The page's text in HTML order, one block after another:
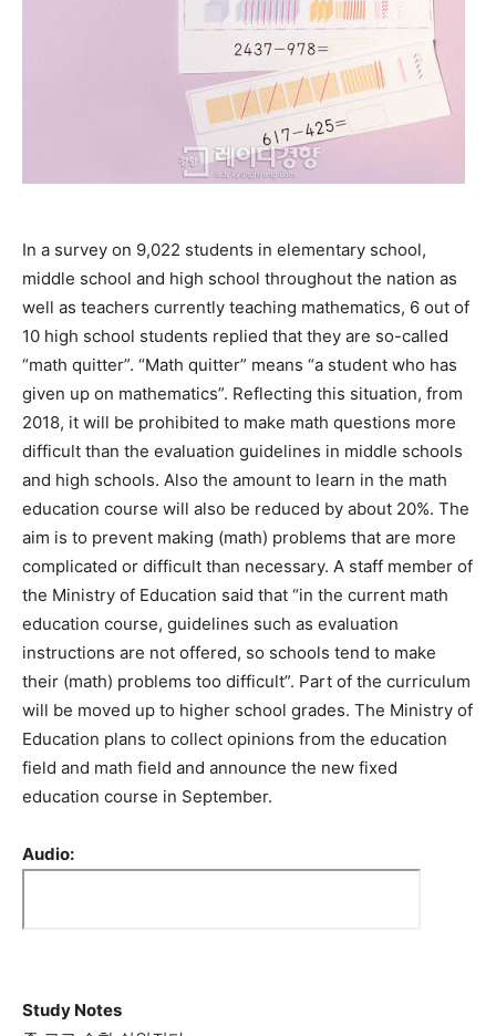
In a survey on 9,022 students in elementary school,
middle school and high school throughout the nation as
well as teachers currently teaching mathematics, 6 out of
10 high school students replied that they are so-called
“math quitter”. “Math quitter” means “a student who has
given up on mathematics”. Reflecting this situation, from
2018, it will be prohibited to make math questions more
difficult than the evaluation guidelines in middle schools
and high schools. Also the amount to learn in the math
education course will also be reduced by about 20%. The
aim is to prevent making (math) problems that are more
complicated or difficult than necessary. A staff member of
the Ministry of Education said that “in the current math
education course, guidelines such as evaluation
instructions are not offered, so schools tend to make
their (math) problems too difficult”. Part of the curriculum
will be moved up to higher school grades. The Ministry of
Education plans to collect opinions from the education
field and math field and announce the new fixed
education course in September.
Audio:
Study Notes